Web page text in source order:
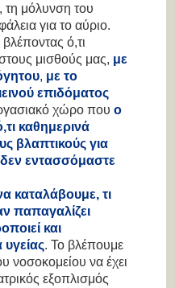
τη μόλυνση του
για το αύριο.
ό,τι
μισθούς μας, με
, με το
επιδόματος
χώρο πουο
καθημερινά
βλαπτικούς για
εντασσόμαστε
καταλάβουμε, τι
παπαγαλίζει
και
.Το βλέπουμε
νοσοκομείου να έχει
εξοπλισμός